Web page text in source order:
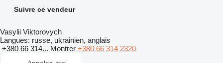
Suivre ce vendeur
Vasylii Viktorovych
Langues: russe, ukrainien, anglais
+380 66 314... Montrer +380 66 314 2320